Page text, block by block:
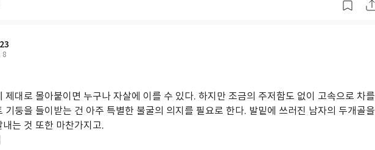
8
제대로 몰아붙이면 누구나 자살에 이를 수 있다. 하지만 조금의 주저함도 없이 고속으로 차를
기둥을 들이받는 건 아주 특별한 불굴의 의지를 필요로 한다. 발밑에 쓰러진 남자의 두개골을
내는 것 또한 마찬가지고.